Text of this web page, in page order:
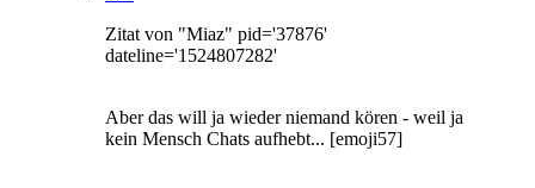
Zitat von "Miaz" pid='37876'
dateline='1524807282'
Aber das will ja wieder niemand kören - weil ja
kein Mensch Chats aufhebt... [emoji57]